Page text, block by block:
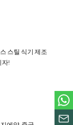
스틸 식기 제조
자!